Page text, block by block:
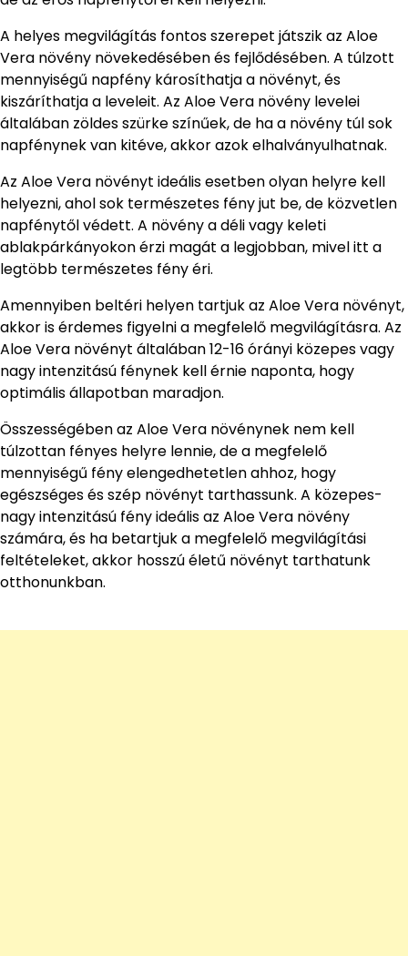
A helyes megvilágítás fontos szerepet játszik az Aloe
Vera növény növekedésében és fejlődésében. A túlzott
mennyiségű napfény károsíthatja a növényt, és
kiszáríthatja a leveleit. Az Aloe Vera növény levelei
általában zöldes szürke színűek, de ha a növény túl sok
napfénynek van kitéve, akkor azok elhalványulhatnak.
Az Aloe Vera növényt ideális esetben olyan helyre kell
helyezni, ahol sok természetes fény jut be, de közvetlen
napfénytől védett. A növény a déli vagy keleti
ablakpárkányokon érzi magát a legjobban, mivel itt a
legtöbb természetes fény éri.
Amennyiben beltéri helyen tartjuk az Aloe Vera növényt,
akkor is érdemes figyelni a megfelelő megvilágításra. Az
Aloe Vera növényt általában 12-16 órányi közepes vagy
nagy intenzitású fénynek kell érnie naponta, hogy
optimális állapotban maradjon.
Összességében az Aloe Vera növénynek nem kell
túlzottan fényes helyre lennie, de a megfelelő
mennyiségű fény elengedhetetlen ahhoz, hogy
egészséges és szép növényt tarthassunk. A közepes-
nagy intenzitású fény ideális az Aloe Vera növény
számára, és ha betartjuk a megfelelő megvilágítási
feltételeket, akkor hosszú életű növényt tarthatunk
otthonunkban.